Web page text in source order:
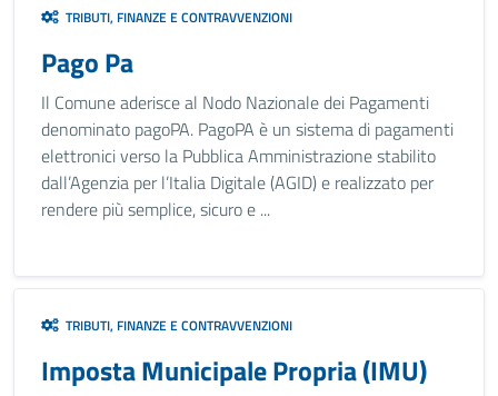
TRIBUTI, FINANZE E CONTRAVVENZIONI
Pago Pa
Il Comune aderisce al Nodo Nazionale dei Pagamenti
denominato pagoPA. PagoPA è un sistema di pagamenti
elettronici verso la Pubblica Amministrazione stabilito
dall’Agenzia per l’Italia Digitale (AGID) e realizzato per
rendere più semplice, sicuro e ...
TRIBUTI, FINANZE E CONTRAVVENZIONI
Imposta Municipale Propria (IMU)